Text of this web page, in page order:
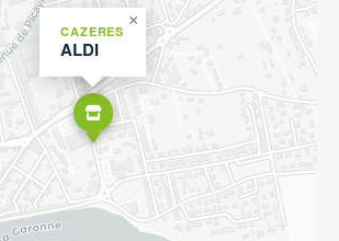
CAZERES
ALDI
×